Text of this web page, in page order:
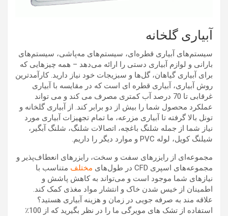
آبیاری گلخانه
سیستم‌های آبیاری قطره‌ای، سیستم‌های مه‌پاشی، سیستم‌های
بارانی و لوازم آبیاری دستی را ارائه می‌دهد – همه چیزهایی که
برای آبیاری گیاهان، گل‌ها و سبزیجات خود نیاز دارید. کارآمدترین
روش آبیاری، آبیاری قطره ای است که در مقایسه با آبیاری
غرقابی تا 70 درصد آب کمتری مصرف می کند و می تواند
عملکرد محصول شما را بیش از دو برابر کند. از آبیاری گلخانه و
تونل بالا گرفته تا آبیاری مزرعه، ما تمام تجهیزات آبیاری مورد
نیاز شما از جمله شلنگ باغچه، اتصالات شلنگ، شلنگ آبگیر،
شیلنگ کویل، لوله PVC و موارد دیگر را داریم.
مجموعه‌ای از رایزرهای سفت و سخت، رایزرهای انعطاف‌پذیر و
مجموعه‌های اسپری CFD در طول‌های
مختلف متناسب با
نیازهای شما موجود است و می‌تواند به کاهش پاشش و
اطمینان از خیس شدن خاک و انتشار مواد مغذی کمک کند.
علاقه مند به صرفه جویی در زمان و هزینه آبیاری هستید؟
استفاده از تشک های مویرگی ما را در نظر بگیرید که از 100٪